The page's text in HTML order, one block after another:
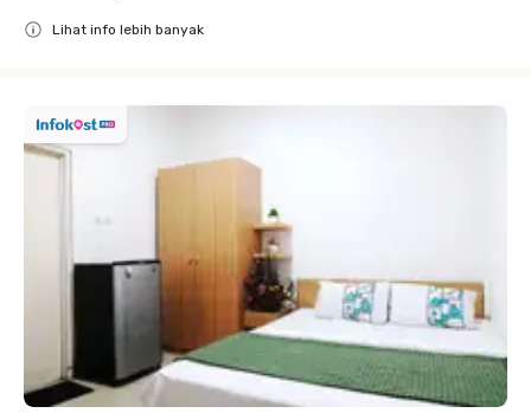
Lihat info lebih banyak